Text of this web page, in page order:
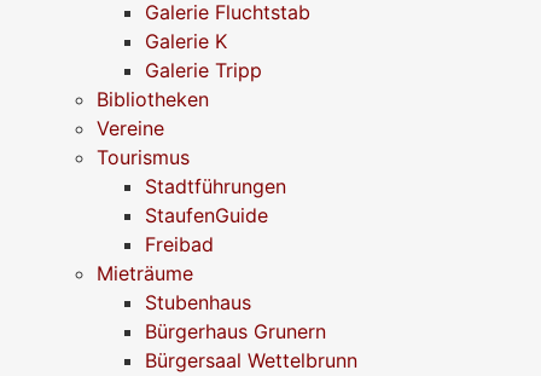
Galerie Fluchtstab
Galerie K
Galerie Tripp
Bibliotheken
Vereine
Tourismus
Stadtführungen
StaufenGuide
Freibad
Mieträume
Stubenhaus
Bürgerhaus Grunern
Bürgersaal Wettelbrunn